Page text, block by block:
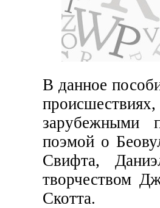
В данное
зарубежными
поэмой о
Свифта,
творчеством
Скотта.